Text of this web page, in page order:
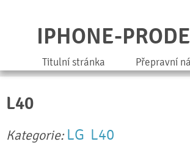
IPHONE-
Titulní stránka Přepravní
L40
Kategorie: LG L40